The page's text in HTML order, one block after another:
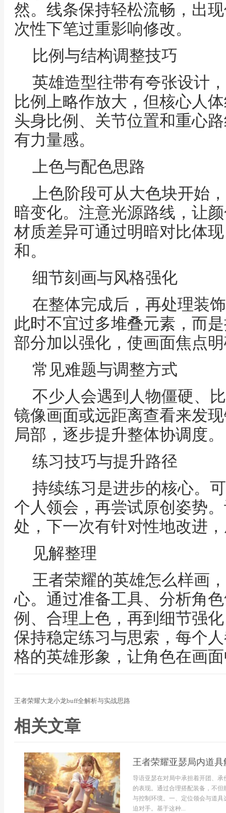
然。线条保持轻松流畅，出
次性下笔过重影响修改。
比例与结构调整技巧
英雄造型往带有夸张设计
比例上略作放大，但核心人
头身比例、关节位置和重心
有力量感。
上色与配色思路
上色阶段可从大色块开始
暗变化。注意光源路线，让
材质差异可通过明暗对比体
和。
细节刻画与风格强化
在整体完成后，再处理装
此时不宜过多堆叠元素，而
部分加以强化，使画面焦点
常见难题与调整方式
不少人会遇到人物僵硬、
镜像画面或远距离查看来发
局部，逐步提升整体协调度。
练习技巧与提升路径
持续练习是进步的核心。
个人领会，再尝试原创姿势
处，下一次有针对性地改进
见解整理
王者荣耀的英雄怎么样画
心。通过准备工具、分析角
例、合理上色，再到细节强
保持稳定练习与思索，每个
格的英雄形象，让角色在画
王者荣耀大龙小龙buff全解析与实战思路
相关文章
王者荣耀亚瑟局内道
导语亚瑟在对局中承担着开团、
的表现。通过合理搭配装备，不
与控制环境。一、定位领会与道
迫对手。基于这种...